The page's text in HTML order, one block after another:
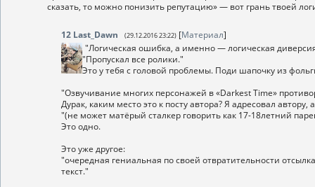
сказать, то можно понизить репутацию» — вот грань твоей
12 Last_Dawn (29.12.2016 23:22) [Материал]
"Логическая ошибка, а именно — логическая
"Пропускал все ролики."
Это у тебя с головой проблемы. Поди шапочку из
"Озвучивание многих персонажей в «Darkest Time»
Дурак, каким место это к посту автора? Я адресовал автору,
"(не может матёрый сталкер говорить как 17-18летний
Это одно.
Это уже другое:
"очередная гениальная по своей отвратительности
текст."